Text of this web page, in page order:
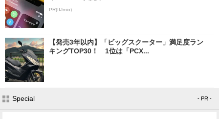
PR(IIJmio)
【発売3年以内】「ビッグスクーター」満足度ラン
キングTOP30！ 1位は「PCX...
Special - PR -